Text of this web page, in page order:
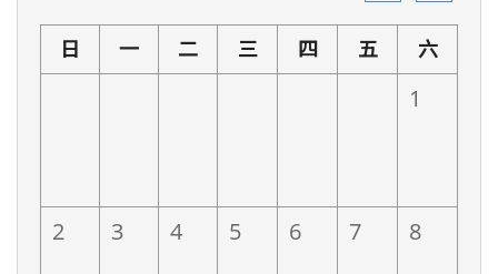
日 一 二 三 四 五 六
1
2 3 4 5 6 7 8